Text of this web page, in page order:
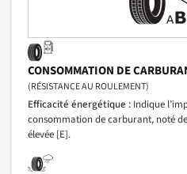
CONSOMMATION DE
(RÉSISTANCE AU ROULEMENT)
Efficacité énergétique : Indique
consommation de carburant, noté
élevée [E].